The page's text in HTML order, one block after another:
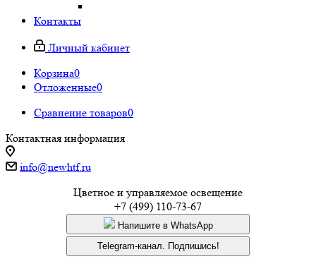
Контакты
Личный кабинет
Корзина0
Отложенные0
Сравнение товаров0
Контактная информация
info@newhtf.ru
Цветное и управляемое освещение
+7 (499) 110-73-67
Напишите в WhatsApp
Telegram-канал. Подпишись!